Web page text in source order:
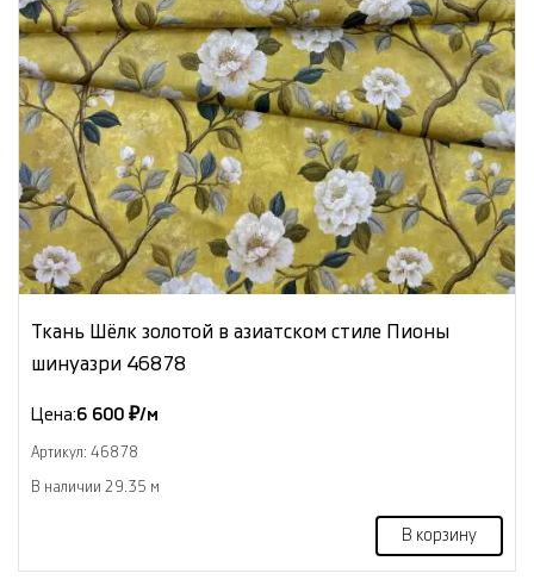
Ткань Шёлк золотой в азиатском стиле Пионы
шинуазри 46878
Цена:6 600 ₽/м
Артикул: 46878
В наличии 29.35 м
В корзину